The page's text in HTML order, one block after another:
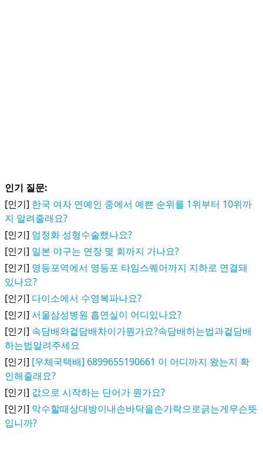
인기 질문:
[인기] 한국 여자 연예인 중에서 예쁜 순위를 1위부터 10위까
지 알려줄래요?
[인기] 엄정화 성형수술했나요?
[인기] 일본 야구는 연장 몇 회까지 가나요?
[인기] 영등포역에서 영등포 타임스퀘어까지 지하로 연결돼
있나요?
[인기] 다이소에서 수영복파나요?
[인기] 서울삼성병원 흡연실이 어디있나요?
[인기] 속담배와겉담배차이가뭔가요?속담배하는법과겉담배
하는법알려주세요
[인기] [우체국택배] 6899655190661 이 어디까지 왔는지 확
인해줄래요?
[인기] 값으로 시작하는 단어가 뭔가요?
[인기] 악수할때상대방이내손바닥을손가락으로긁는게무슨뜻
입니까?